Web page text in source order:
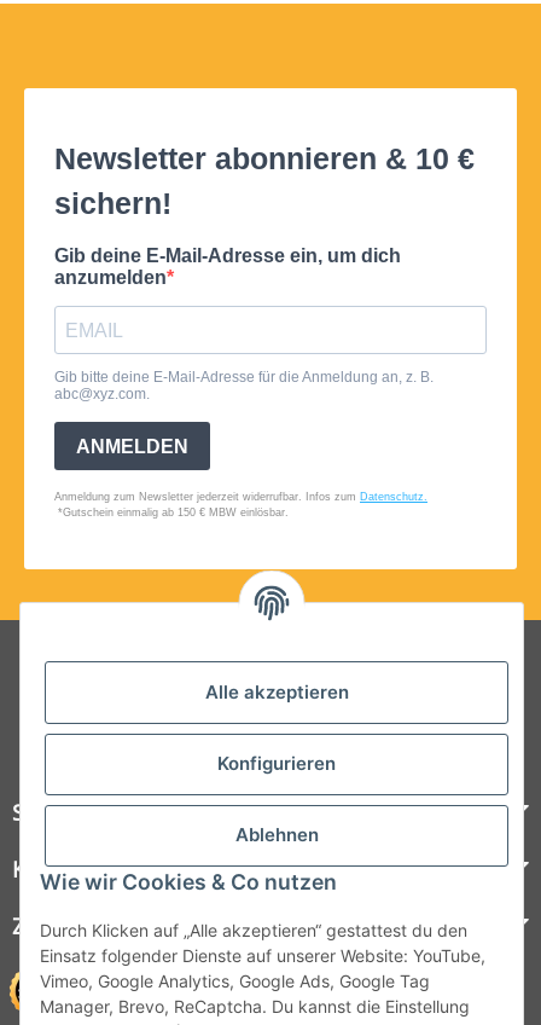
Alle akzeptieren
Konfigurieren
Ablehnen
Wie wir Cookies & Co nutzen
Durch Klicken auf „Alle akzeptieren“ gestattest du den
Einsatz folgender Dienste auf unserer Website: YouTube,
Vimeo, Google Analytics, Google Ads, Google Tag
Manager, Brevo, ReCaptcha. Du kannst die Einstellung
Folgt uns auf Social Media
Steelboxx
Kundenservice
Zahlungsmöglichkeiten